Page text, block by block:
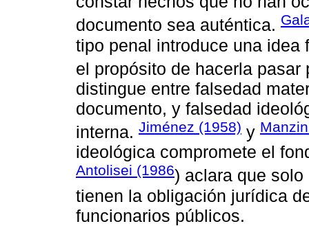
documento sea auténtica.
tipo penal introduce una
el propósito de hacerla
distingue entre falsedad
documento, y falsedad
interna. Jiménez (1958) y
ideológica compromete el
Antolisei (1986) aclara que
tienen la obligación jurídica
funcionarios públicos.